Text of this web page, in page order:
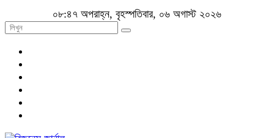
০৮:৪৭ অপরাহ্ন, বৃহস্পতিবার, ০৬ অগাস্ট ২০২৬